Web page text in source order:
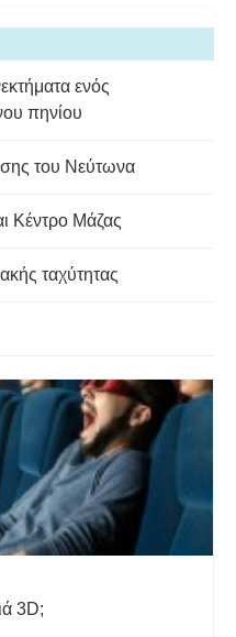
ενός
πηνίου
του Νεύτωνα
Κέντρο Μάζας
ταχύτητας
3D;